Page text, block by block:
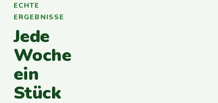
ECHTE
ERGEBNISSE
Jede
Woche
ein
Stück